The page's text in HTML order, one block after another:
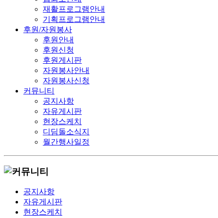
재활프로그램안내
기획프로그램안내
후원/자원봉사
후원안내
후원신청
후원게시판
자원봉사안내
자원봉사신청
커뮤니티
공지사항
자유게시판
현장스케치
디딤돌소식지
월간행사일정
공지사항
자유게시판
현장스케치